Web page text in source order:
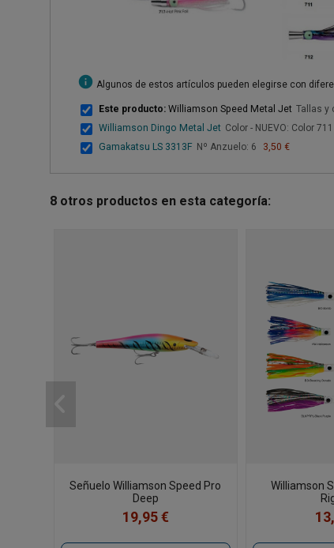
info Algunos de estos artículos pueden elegirse con
Este producto: Williamson Speed Metal Jet Tallas y
Williamson Dingo Metal Jet Color - NUEVO: Color
Gamakatsu LS 3313F Nº Anzuelo: 6 3,50 €
8 otros productos en esta categoría:
Señuelo Williamson Speed Pro
Deep
19,95 €
Williamson